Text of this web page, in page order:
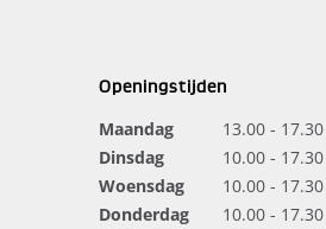
Openingstijden
Maandag
13.00 - 17.30
Dinsdag
10.00 - 17.30
Woensdag
10.00 - 17.30
Donderdag
10.00 - 17.30